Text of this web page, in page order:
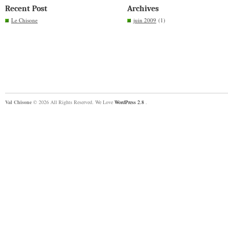
Recent Post
Le Chisone
Archives
juin 2009 (1)
Val Chisone © 2026 All Rights Reserved. We Love WordPress 2.8 .